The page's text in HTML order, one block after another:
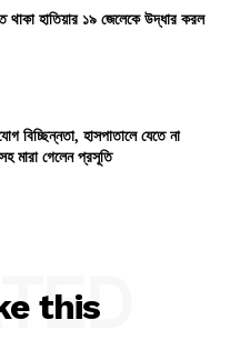
থাকা হাতিয়ার ১৯ জেলেকে উদ্ধার করল
বিচ্ছিন্নতা, হাসপাতালে যেতে না
মারা গেলেন প্রসূতি
this